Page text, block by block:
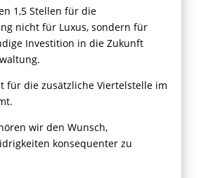
1,5 Stellen für die
nicht für Luxus, sondern für
Investition in die Zukunft
für die zusätzliche Viertelstelle im
wir den Wunsch,
konsequenter zu